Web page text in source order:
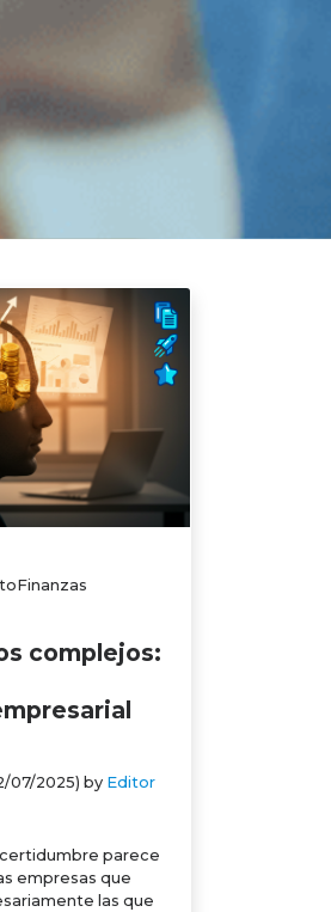
complejos:
07/2025) byEditor
parece
empresas que
las que